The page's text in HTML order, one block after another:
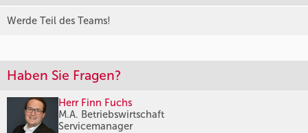
Werde Teil des Teams!
Haben Sie Fragen?
Herr Finn Fuchs
M.A. Betriebswirtschaft
Servicemanager